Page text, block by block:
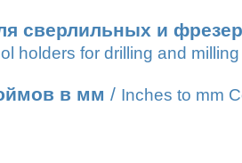
сверлильных и
holders for drilling and milling
в мм / Inches to mm